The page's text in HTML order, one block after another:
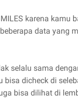
karena kamu
data yang
selalu sama
dicheck di
bisa dilihat di